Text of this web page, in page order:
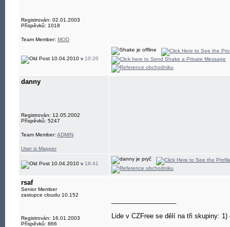
Registrován: 02.01.2003
Příspěvků: 1018
Team Member: MOD
10.04.2010 v 10:20
danny
Registrován: 12.05.2002
Příspěvků: 5247
Team Member: ADMIN
User is Mapper
10.04.2010 v 18:41
rsaf
Senior Member
zastupce cloudu 10.152
Registrován: 16.01.2003
Příspěvků: 866
Lide v CZFree se dělí na tři skupiny: